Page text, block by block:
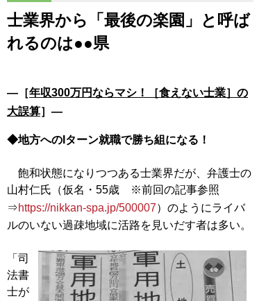
士業界から「最後の楽園」と呼ば
れるのは●●県
―［年収300万円ならマシ！［食えない士業］の
大誤算］―
◆地方へのIターン就職で勝ち組になる！
飽和状態になりつつある士業界だが、弁護士の
山村仁氏（仮名・55歳 ※前回の記事参照
⇒https://nikkan-spa.jp/500007）のようにライバ
ルのいない過疎地域に活路を見いだす者は多い。
「司
法書
士が